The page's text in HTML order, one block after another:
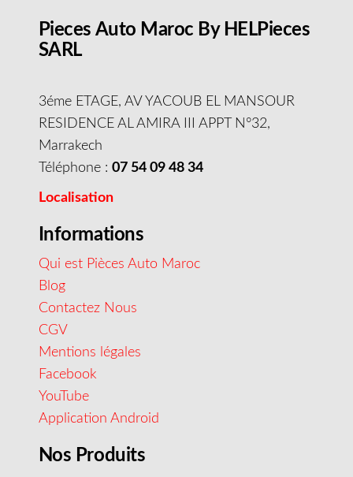
Pieces Auto Maroc By HELPieces
SARL
3éme ETAGE, AV YACOUB EL MANSOUR
RESIDENCE AL AMIRA III APPT N°32,
Marrakech
Téléphone : 07 54 09 48 34
Localisation
Informations
Qui est Pièces Auto Maroc
Blog
Contactez Nous
CGV
Mentions légales
Facebook
YouTube
Application Android
Nos Produits